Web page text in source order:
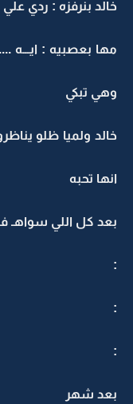
خالد بنرفزه : ردي علي
مها بعصبيه :
وهي تبكي
خالد ولميا ظلو
انها تحبه
بعد كل اللي سواهـ
:
:
:
بعد شهر